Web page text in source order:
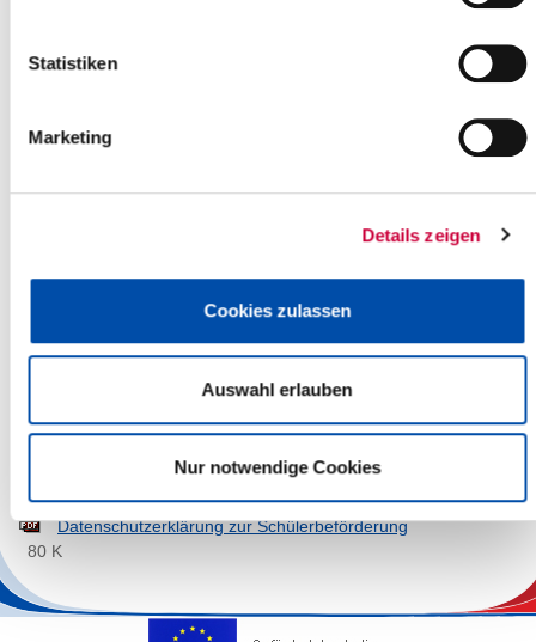
Statistiken
Marketing
Details zeigen
Cookies zulassen
Auswahl erlauben
Nur notwendige Cookies
Antrag auf Erstattung von Schülerbeförderungskosten
118 K
Fahrkartenantrag NAH-SH-Tarif
69 K
77 K
Schülerbeförderungssatzung ab 01.08.2024
107 K
Schülerbeförderungssatzung ab 01.08.2026
Datenschutzerklärung zur Schülerbeförderung
80 K